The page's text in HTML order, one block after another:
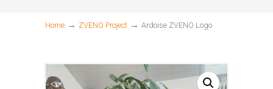
Home → ZVENO Project → Ardoise ZVENO Logo